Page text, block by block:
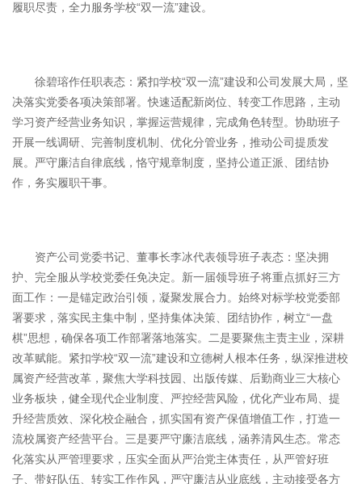
履职尽责，全力服务学校“双一流”建设。
徐碧瑢作任职表态：紧扣学校“双一流”建设和公司发展大局，坚
决落实党委各项决策部署。快速适配新岗位、转变工作思路，主动
学习资产经营业务知识，掌握运营规律，完成角色转型。协助班子
开展一线调研、完善制度机制、优化分管业务，推动公司提质发
展。严守廉洁自律底线，恪守规章制度，坚持公道正派、团结协
作，务实履职干事。
资产公司党委书记、董事长李冰代表领导班子表态：坚决拥
护、完全服从学校党委任免决定。新一届领导班子将重点抓好三方
面工作：一是锚定政治引领，凝聚发展合力。始终对标学校党委部
署要求，落实民主集中制，坚持集体决策、团结协作，树立“一盘
棋”思想，确保各项工作部署落地落实。二是要聚焦主责主业，深耕
改革赋能。紧扣学校“双一流”建设和立德树人根本任务，纵深推进校
属资产经营改革，聚焦大学科技园、出版传媒、后勤商业三大核心
业务板块，健全现代企业制度、严控经营风险，优化产业布局、提
升经营质效、深化校企融合，抓实国有资产保值增值工作，打造一
流校属资产经营平台。三是要严守廉洁底线，涵养清风生态。常态
化落实从严管理要求，压实全面从严治党主体责任，从严管好班
子、带好队伍、转实工作作风，严守廉洁从业底线，主动接受各方